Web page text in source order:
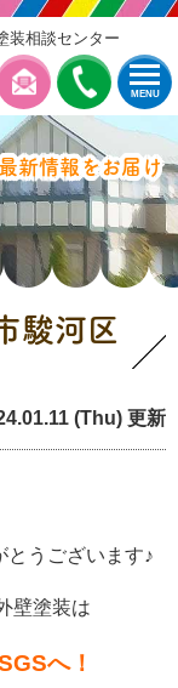
MENU
装相談センター
新情報をお届け
駿河区
(Thu) 更新
とうございます♪
壁塗装は
へ！